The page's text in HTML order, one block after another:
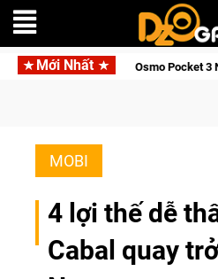
Mới Nhất
3 Ngay Hôm Nay
MOBI
4 lợi thế dễ
Cabal quay